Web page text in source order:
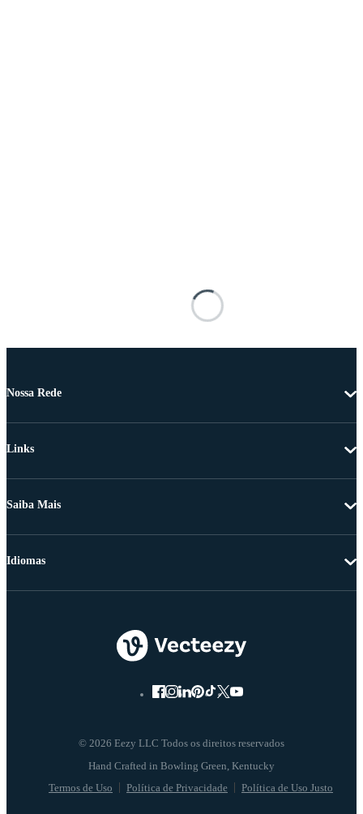
Nossa Rede
Links
Saiba Mais
© 2026 Eezy LLC Todos os direitos reservados
Termos de Uso Política de Privacidade Política de Uso Justo
Idiomas